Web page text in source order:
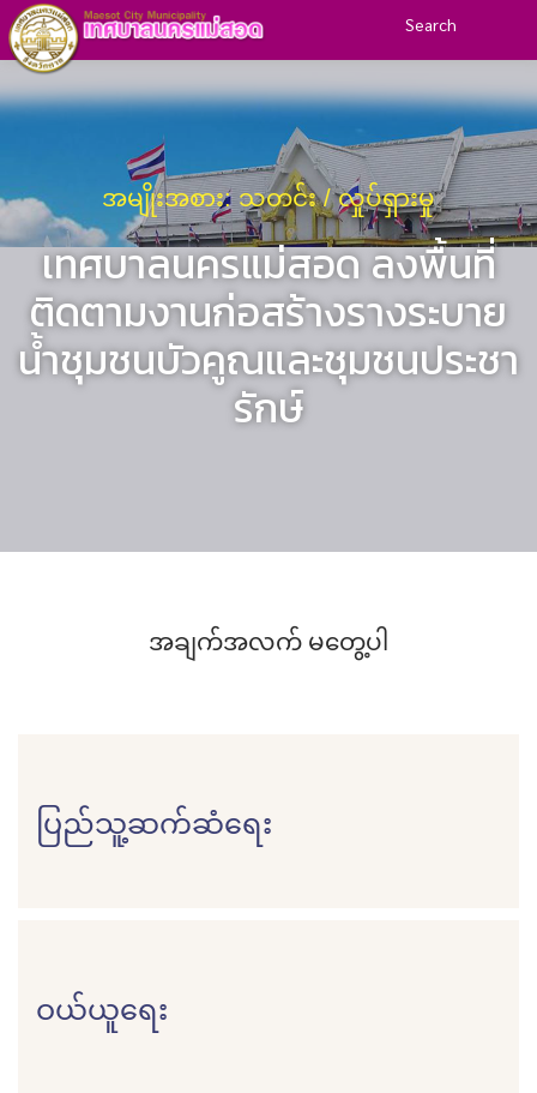
Search
အမျိုးအစား: သတင်း / လှုပ်ရှားမှု
เทศบาลนครแม่สอด ลงพื้นที่
ติดตามงานก่อสร้างรางระบาย
น้ำชุมชนบัวคูณและชุมชนประชา
รักษ์
အချက်အလက် မတွေ့ပါ
ပြည်သူ့ဆက်ဆံရေး
ဝယ်ယူရေး